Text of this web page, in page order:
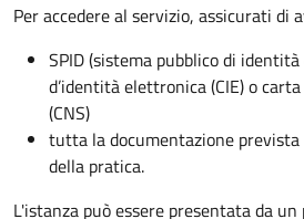
Per accedere al servizio, assicurati di
SPID (sistema pubblico di
d’identità elettronica (CIE) o
(CNS)
tutta la documentazione
della pratica.
L'istanza può essere presentata da